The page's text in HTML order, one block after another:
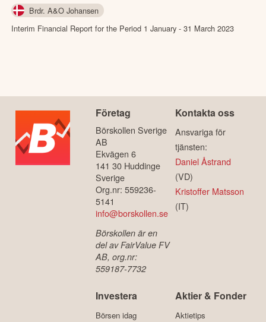
Brdr. A&O Johansen
Interim Financial Report for the Period 1 January - 31 March 2023
Företag
Börskollen Sverige
AB
Ekvägen 6
141 30 Huddinge
Sverige
Org.nr: 559236-
5141
info@borskollen.se
Börskollen är en
del av FairValue FV
AB, org.nr:
559187-7732
Kontakta oss
Ansvariga för
tjänsten:
Daniel Åstrand
(VD)
Kristoffer Matsson
(IT)
Investera
Börsen idag
Aktier & Fonder
Aktietips